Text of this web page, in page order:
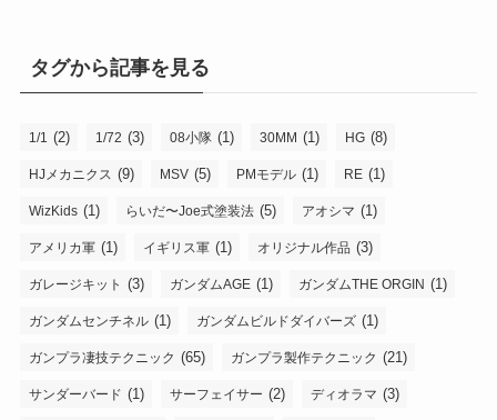
タグから記事を見る
1/1 (2) 1/72 (3) 08小隊 (1) 30MM (1) HG (8)
HJメカニクス (9) MSV (5) PMモデル (1) RE (1)
WizKids (1) らいだ〜Joe式塗装法 (5) アオシマ (1)
アメリカ軍 (1) イギリス軍 (1) オリジナル作品 (3)
ガレージキット (3) ガンダムAGE (1) ガンダムTHE ORGIN (1)
ガンダムセンチネル (1) ガンダムビルドダイバーズ (1)
ガンプラ凄技テクニック (65) ガンプラ製作テクニック (21)
サンダーバード (1) サーフェイサー (2) ディオラマ (3)